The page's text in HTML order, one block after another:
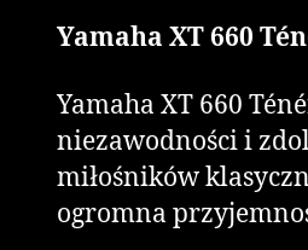
Yamaha XT 660
Yamaha XT 660
niezawodności i
miłośników
ogromna